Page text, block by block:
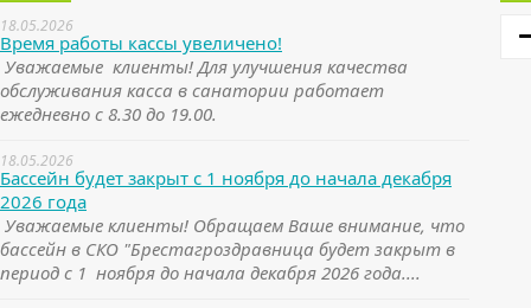
18.05.2026
Время работы кассы увеличено!
Уважаемые клиенты! Для улучшения качества
обслуживания касса в санатории работает
ежедневно с 8.30 до 19.00.
18.05.2026
Бассейн будет закрыт с 1 ноября до начала декабря
2026 года
Уважаемые клиенты! Обращаем Ваше внимание, что
бассейн в СКО "Брестагроздравница будет закрыт в
период с 1 ноября до начала декабря 2026 года....